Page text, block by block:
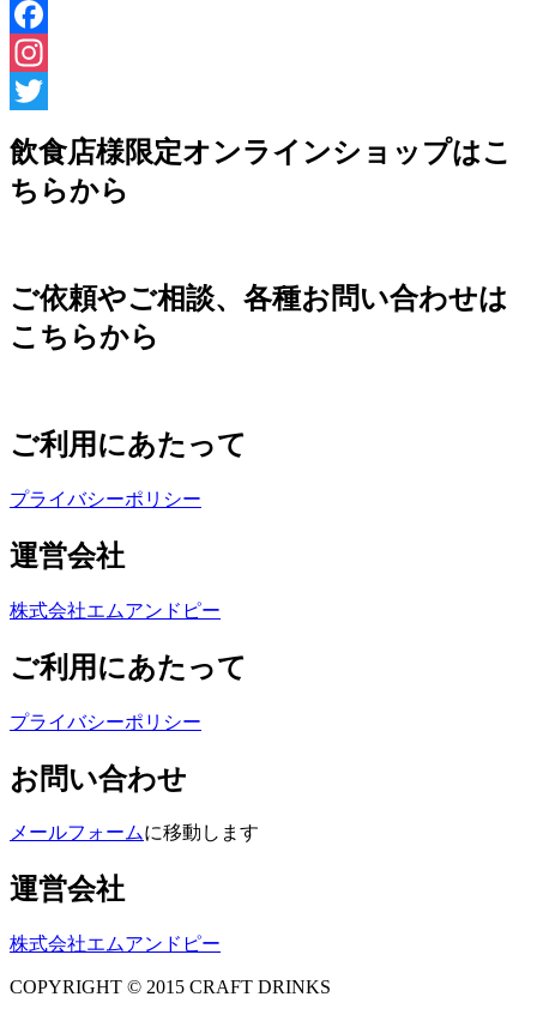
Facebook
Instagram
飲食店様限定オンラインショップはこ
ちらから
ご依頼やご相談、各種お問い合わせは
こちらから
ご利用にあたって
プライバシーポリシー
運営会社
株式会社エムアンドピー
ご利用にあたって
プライバシーポリシー
お問い合わせ
メールフォームに移動します
運営会社
株式会社エムアンドピー
COPYRIGHT © 2015 CRAFT DRINKS